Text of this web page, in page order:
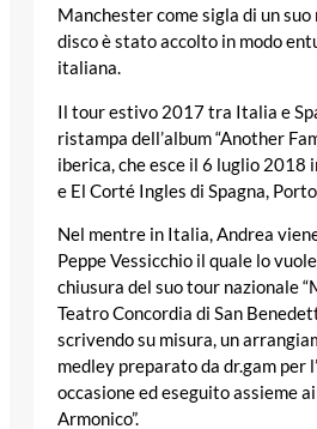
Manchester come sigla di un
disco è stato accolto in modo
italiana.
Il tour estivo 2017 tra Italia e
ristampa dell’album “Another
iberica, che esce il 6 luglio 2018
e El Corté Ingles di Spagna,
Nel mentre in Italia, Andrea
Peppe Vessicchio il quale lo
chiusura del suo tour nazionale
Teatro Concordia di San
scrivendo su misura, un
medley preparato da dr.gam per
occasione ed eseguito assieme
Armonico”.